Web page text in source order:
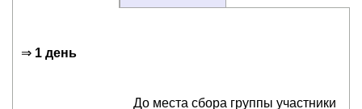
⇒ 1 день
До места сбора группы участники